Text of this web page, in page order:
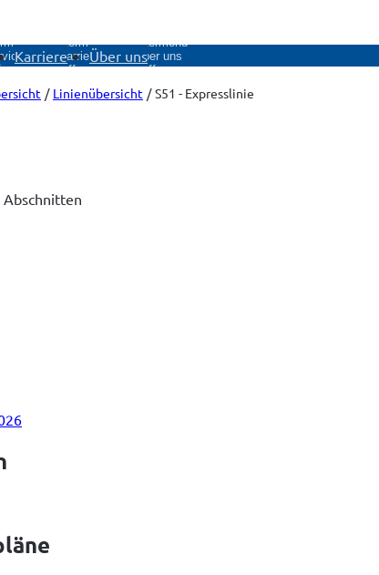
Karriere
Untermenü
Karriere
öffnen
Über uns
Untermenü
Über uns
öffnen
Linienübersicht S51 - Expresslinie
Abschnitten